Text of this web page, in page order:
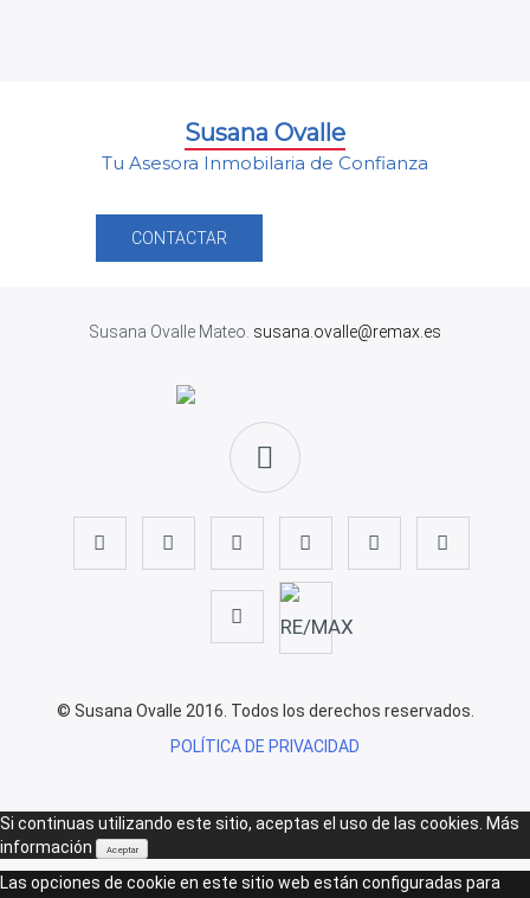
Susana Ovalle
Tu Asesora Inmobilaria de Confianza
CONTACTAR
Susana Ovalle Mateo. susana.ovalle@remax.es
© Susana Ovalle 2016. Todos los derechos reservados.
POLÍTICA DE PRIVACIDAD
Si continuas utilizando este sitio, aceptas el uso de las cookies. Más
información
Aceptar
Las opciones de cookie en este sitio web están configuradas para